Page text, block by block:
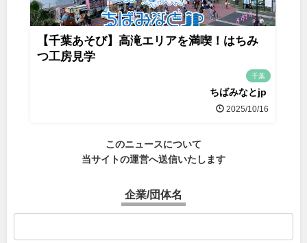
【千葉あそび】高滝エリアを満喫！はちみ
つ工房見学
千葉
ちばみなとjp
2025/10/16
このニュースについて
当サイトの運営へ送信いたします
企業/団体名